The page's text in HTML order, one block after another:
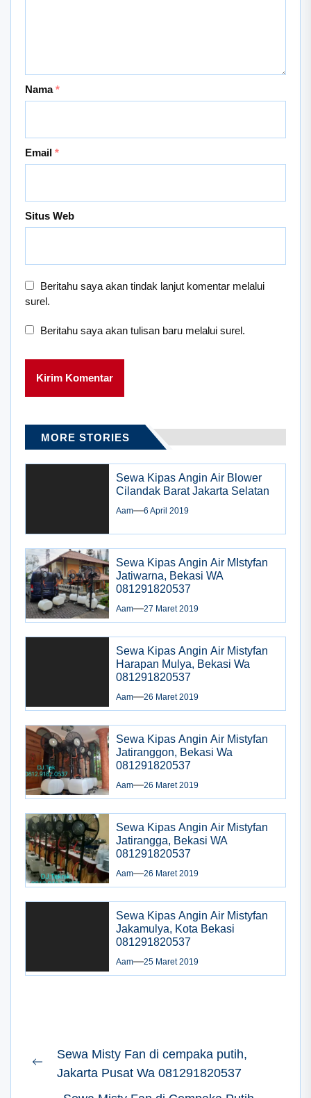
Nama*
Email *
Situs Web
Beritahu saya akan tindak lanjut komentar melalui
surel.
Beritahu saya akan tulisan baru melalui surel.
MORE STORIES
Sewa Kipas Angin Air Blower
Cilandak Barat Jakarta Selatan
Aam 6 April 2019
Sewa Kipas Angin Air MIstyfan
Jatiwarna, Bekasi WA
081291820537
Aam 27 Maret 2019
Sewa Kipas Angin Air Mistyfan
Harapan Mulya, Bekasi Wa
081291820537
Aam 26 Maret 2019
Sewa Kipas Angin Air Mistyfan
Jatiranggon, Bekasi Wa
081291820537
Aam 26 Maret 2019
Sewa Kipas Angin Air Mistyfan
Jatirangga, Bekasi WA
081291820537
Aam 26 Maret 2019
Sewa Kipas Angin Air Mistyfan
Jakamulya, Kota Bekasi
081291820537
Aam 25 Maret 2019
Navigasi
pos
Previous
Sewa Misty Fan di cempaka putih,
Jakarta Pusat Wa 081291820537